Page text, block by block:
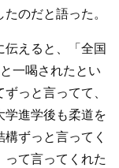
のだと語った。
伝えると、「全国
一喝されたとい
っと言ってて、
学進学後も柔道を
ずっと言ってく
て言ってくれた